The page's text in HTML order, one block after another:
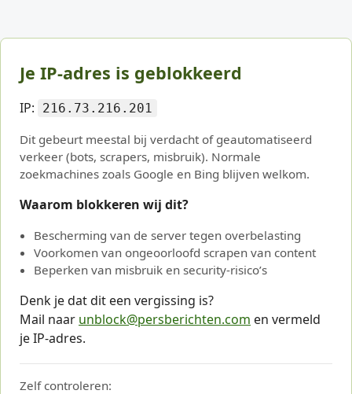
Je IP-adres is geblokkeerd
IP: 216.73.216.201
Dit gebeurt meestal bij verdacht of geautomatiseerd
verkeer (bots, scrapers, misbruik). Normale
zoekmachines zoals Google en Bing blijven welkom.
Waarom blokkeren wij dit?
Bescherming van de server tegen overbelasting
Voorkomen van ongeoorloofd scrapen van content
Beperken van misbruik en security-risico’s
Denk je dat dit een vergissing is?
Mail naar unblock@persberichten.com en vermeld
je IP-adres.
Zelf controleren: